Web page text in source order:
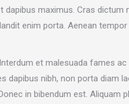
maximus. Cras
enim porta. Aenean
et malesuada fames
dapibus nibh, non porta diam
in bibendum est. Aliquam